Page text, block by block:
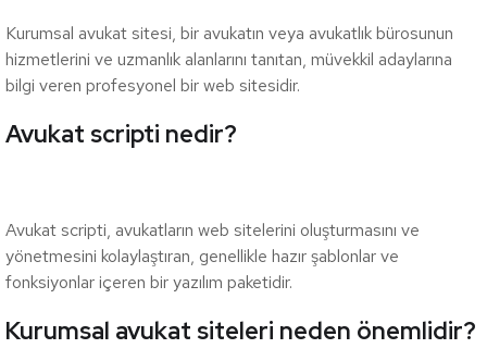
Kurumsal avukat sitesi, bir avukatın veya avukatlık bürosunun
hizmetlerini ve uzmanlık alanlarını tanıtan, müvekkil adaylarına
bilgi veren profesyonel bir web sitesidir.
Avukat scripti nedir?
Avukat scripti, avukatların web sitelerini oluşturmasını ve
yönetmesini kolaylaştıran, genellikle hazır şablonlar ve
fonksiyonlar içeren bir yazılım paketidir.
Kurumsal avukat siteleri neden önemlidir?